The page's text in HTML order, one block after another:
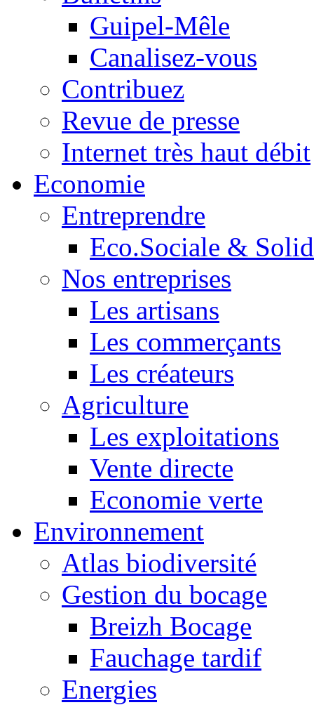
Guipel-Mêle
Canalisez-vous
Contribuez
Revue de presse
Internet très haut débit
Economie
Entreprendre
Eco.Sociale &
Nos entreprises
Les artisans
Les commerçants
Les créateurs
Agriculture
Les exploitations
Vente directe
Economie verte
Environnement
Atlas biodiversité
Gestion du bocage
Breizh Bocage
Fauchage tardif
Energies